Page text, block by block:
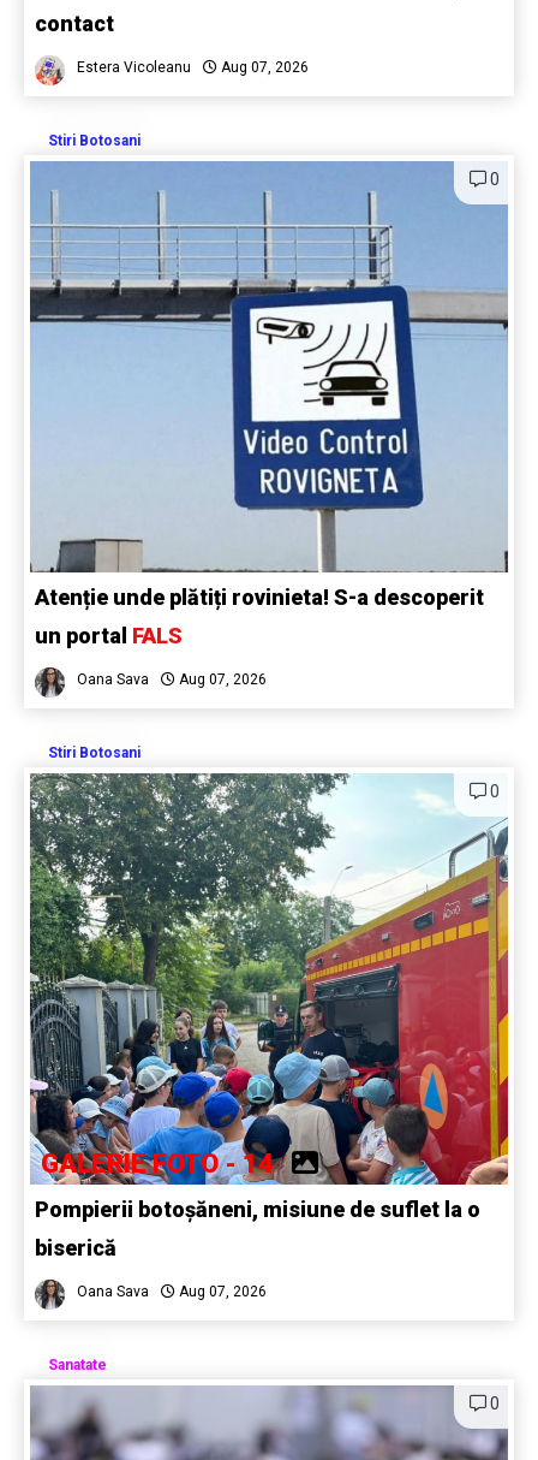
contact
Estera Vicoleanu Aug 07, 2026
Stiri Botosani
0
Atenție unde plătiți rovinieta! S-a descoperit
un portal FALS
Oana Sava Aug 07, 2026
Stiri Botosani
0
GALERIE FOTO - 14
Pompierii botoșăneni, misiune de suflet la o
biserică
Oana Sava Aug 07, 2026
Sanatate
0